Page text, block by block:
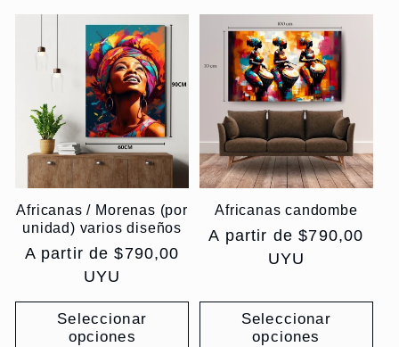
Africanas / Morenas (por
unidad) varios diseños
Precio
A partir de $790,00
UYU
Seleccionar
opciones
Africanas candombe
Precio
A partir de $790,00
UYU
Seleccionar
opciones